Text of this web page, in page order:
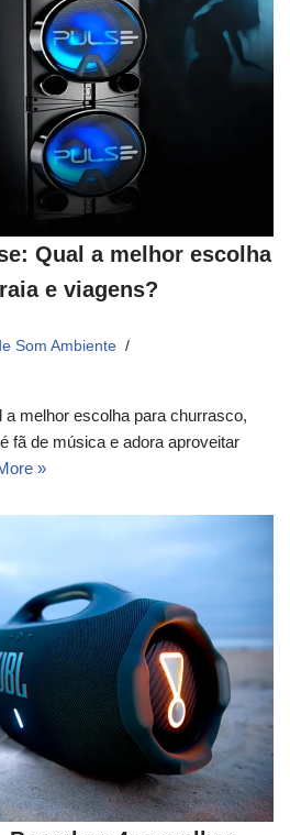
Qual a melhor escolha
e viagens?
Som Ambiente
melhor escolha para churrasco,
fã de música e adora aproveitar
»